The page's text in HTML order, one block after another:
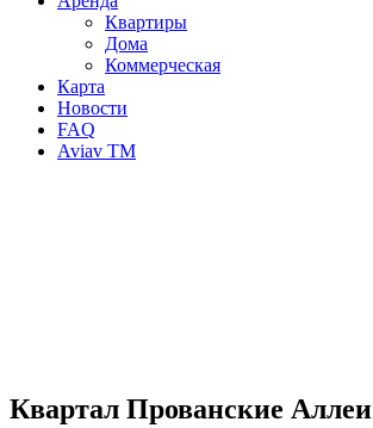
Квартиры
Дома
Коммерческая
Карта
Новости
FAQ
Aviav TM
Квартал Прованские Аллеи